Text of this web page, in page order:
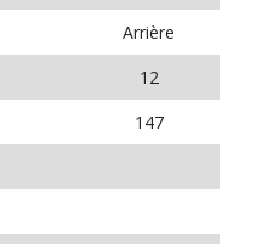
Arrière
12
147